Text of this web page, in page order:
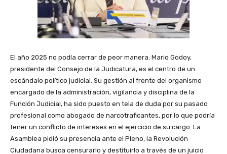
El año 2025 no podía cerrar de peor manera. Mario Godoy,
presidente del Consejo de la Judicatura, es el centro de un
escándalo político judicial. Su gestión al frente del organismo
encargado de la administración, vigilancia y disciplina de la
Función Judicial, ha sido puesto en tela de duda por su pasado
profesional como abogado de narcotraficantes, por lo que podría
tener un conflicto de intereses en el ejercicio de su cargo. La
Asamblea pidió su presencia ante el Pleno, la Revolución
Ciudadana busca censurarlo y destituirlo a través de un juicio